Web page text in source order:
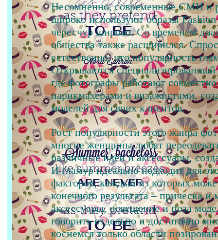
Несомненно, современные СМИ и
широко используют образы
чересчур широко. Со временем
общества также расширился.
естественно, что популярность
Открываются
где фотографы работают
парикмахерами и визажистами,
моделей для своих клиентов.
Рост популярности этого жанра
многие женщины любят
различные идеи и аксессуары,
И гламур идеально подходит для
факторов, каждый из которых
конечного результата – прическа
аксессуары, освещение и поза
говорить отдельно и достаточно
коснемся только области